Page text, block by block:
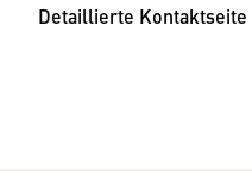
Detaillierte Kontaktseite